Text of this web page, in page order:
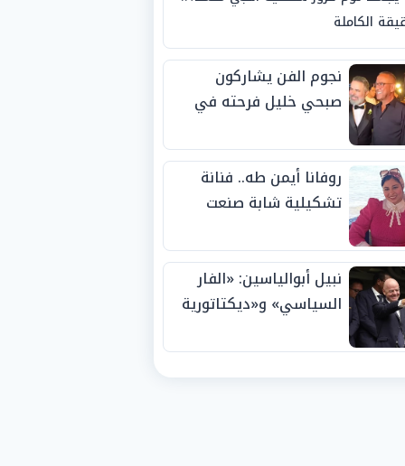
الكاملة
نجوم الفن يشاركون
صبحي خليل فرحته في
روفانا أيمن طه.. فنانة
تشكيلية شابة صنعت
الجوائز منذ الصغر
نبيل أبوالياسين: «الفار
السياسي» و«ديكتاتورية
الفيفا».. وإقالة